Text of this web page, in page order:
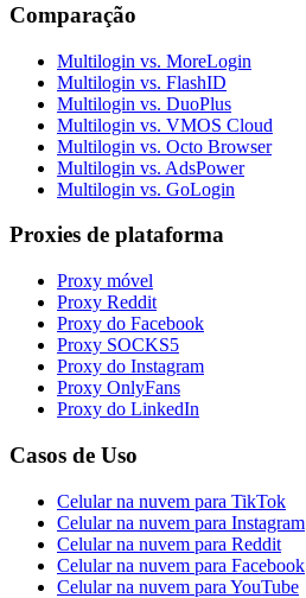
Comparação
Multilogin vs. MoreLogin
Multilogin vs. FlashID
Multilogin vs. DuoPlus
Multilogin vs. VMOS Cloud
Multilogin vs. Octo Browser
Multilogin vs. AdsPower
Multilogin vs. GoLogin
Proxies de plataforma
Proxy móvel
Proxy Reddit
Proxy do Facebook
Proxy SOCKS5
Proxy do Instagram
Proxy OnlyFans
Proxy do LinkedIn
Casos de Uso
Celular na nuvem para TikTok
Celular na nuvem para Instagram
Celular na nuvem para Reddit
Celular na nuvem para Facebook
Celular na nuvem para YouTube